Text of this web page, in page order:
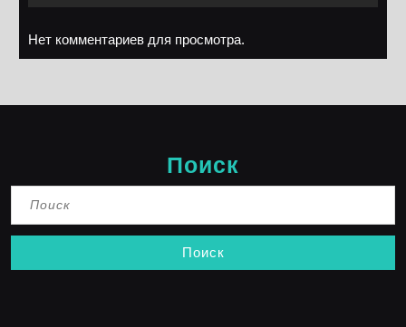
Нет комментариев для просмотра.
Поиск